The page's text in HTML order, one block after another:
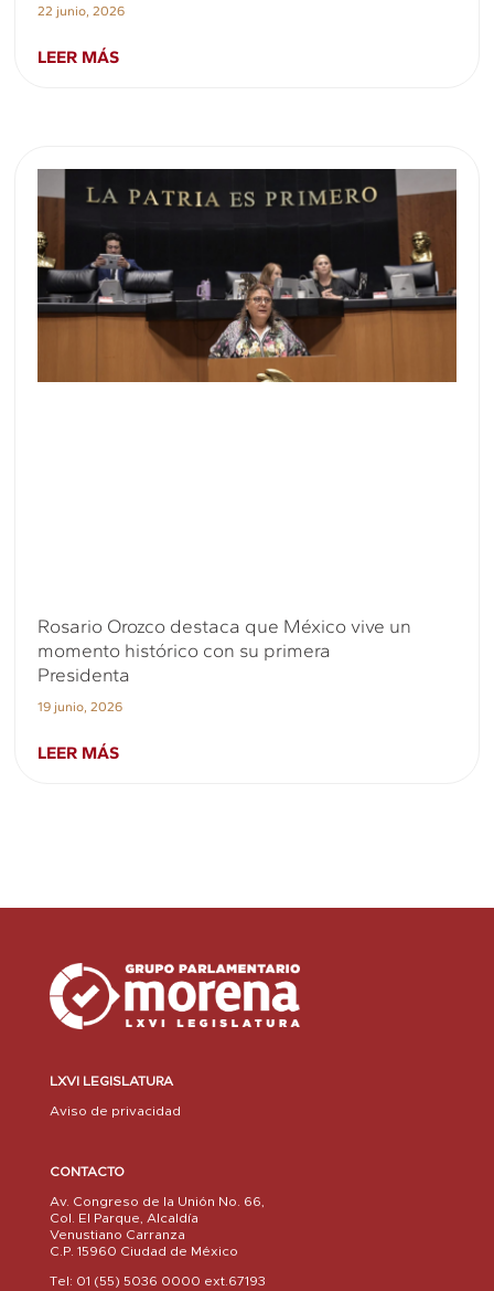
22 junio, 2026
LEER MÁS
Rosario Orozco destaca que México vive un
momento histórico con su primera
Presidenta
19 junio, 2026
LEER MÁS
LXVI LEGISLATURA
Aviso de privacidad
CONTACTO
Av. Congreso de la Unión No. 66,
Col. El Parque, Alcaldía
Venustiano Carranza
C.P. 15960 Ciudad de México
Tel: 01 (55) 5036 0000 ext.67193